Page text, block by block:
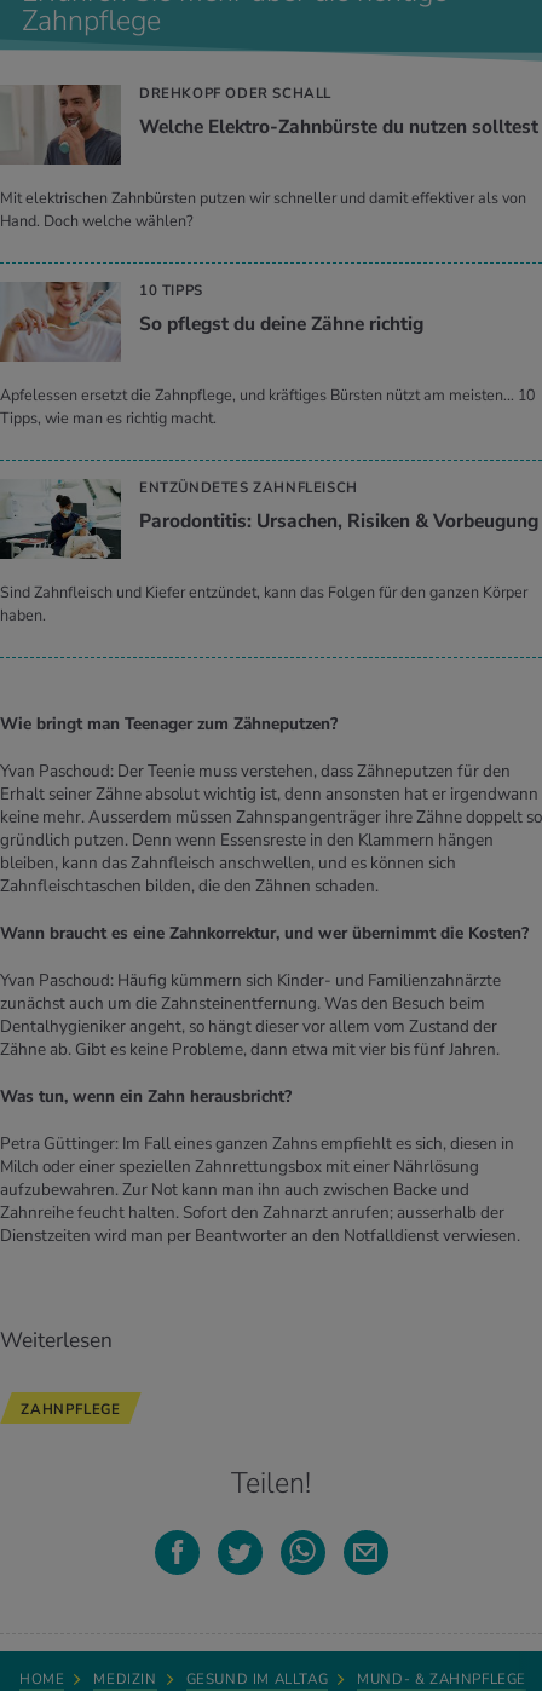
Zahnpflege
DREHKOPF ODER SCHALL
Wel­che Elek­tro-Zahn­bürs­te du nut­zen soll­test
Mit elektrischen Zahnbürsten putzen wir schneller und damit effektiver als von
Hand. Doch welche wählen?
10 TIPPS
So pflegst du deine Zähne rich­tig
Apfelessen ersetzt die Zahnpflege, und kräftiges Bürsten nützt am meisten... 10
Tipps, wie man es richtig macht.
ENTZÜNDETES ZAHNFLEISCH
Par­odon­ti­tis: Ur­sa­chen, Ri­si­ken & Vor­beu­gung
Sind Zahnfleisch und Kiefer entzündet, kann das Folgen für den ganzen Körper
haben.
Wie bringt man Teenager zum Zähneputzen?
Yvan Paschoud: Der Teenie muss verstehen, dass Zähneputzen für den
Erhalt seiner Zähne absolut wichtig ist, denn ansonsten hat er irgendwann
keine mehr. Ausserdem müssen Zahnspangenträger ihre Zähne doppelt so
gründlich putzen. Denn wenn Essensreste in den Klammern hängen
bleiben, kann das Zahnfleisch anschwellen, und es können sich
Zahnfleischtaschen bilden, die den Zähnen schaden.
Wann braucht es eine Zahnkorrektur, und wer übernimmt die Kosten?
Yvan Paschoud: Häufig kümmern sich Kinder- und Familienzahnärzte
zunächst auch um die Zahnsteinentfernung. Was den Besuch beim
Dentalhygieniker angeht, so hängt dieser vor allem vom Zustand der
Zähne ab. Gibt es keine Probleme, dann etwa mit vier bis fünf Jahren.
Was tun, wenn ein Zahn herausbricht?
Petra Güttinger: Im Fall eines ganzen Zahns empfiehlt es sich, diesen in
Milch oder einer speziellen Zahnrettungsbox mit einer Nährlösung
aufzubewahren. Zur Not kann man ihn auch zwischen Backe und
Zahnreihe feucht halten. Sofort den Zahnarzt anrufen; ausserhalb der
Dienstzeiten wird man per Beantworter an den Notfalldienst verwiesen.
Weiterlesen
ZAHNPFLEGE
Teilen!
HOME MEDIZIN GESUND IM ALLTAG MUND- & ZAHNPFLEGE